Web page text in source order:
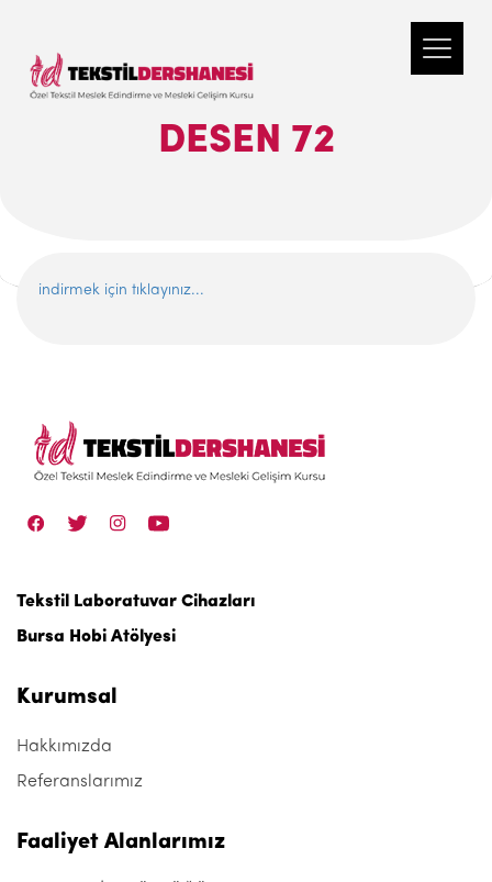
DESEN 72
indirmek için tıklayınız...
Tekstil Laboratuvar Cihazları
Bursa Hobi Atölyesi
Kurumsal
Hakkımızda
Referanslarımız
Faaliyet Alanlarımız